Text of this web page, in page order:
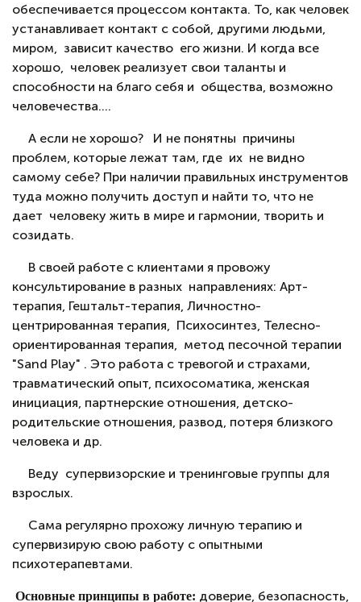
обеспечивается процессом контакта. То, как человек
устанавливает контакт с собой, другими людьми,
миром, зависит качество его жизни. И когда все
хорошо, человек реализует свои таланты и
способности на благо себя и общества, возможно
человечества….
А если не хорошо? И не понятны причины
проблем, которые лежат там, где их не видно
самому себе? При наличии правильных инструментов
туда можно получить доступ и найти то, что не
дает человеку жить в мире и гармонии, творить и
созидать.
В своей работе с клиентами я провожу
консультирование в разных направлениях: Арт-
терапия, Гештальт-терапия, Личностно-
центрированная терапия, Психосинтез, Телесно-
ориентированная терапия, метод песочной терапии
"Sand Play" . Это работа с тревогой и страхами,
травматический опыт, психосоматика, женская
инициация, партнерские отношения, детско-
родительские отношения, развод, потеря близкого
человека и др.
Веду супервизорские и тренинговые группы для
взрослых.
Сама регулярно прохожу личную терапию и
супервизирую свою работу с опытными
психотерапевтами.
Основные принципы в работе: доверие, безопасность,